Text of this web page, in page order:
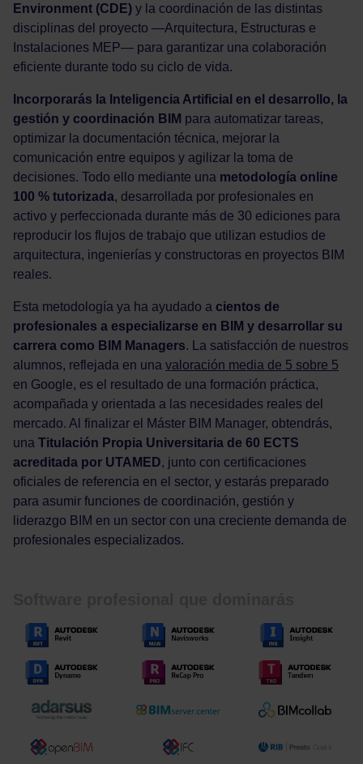
Environment (CDE) y la coordinación de las distintas
disciplinas del proyecto —Arquitectura, Estructuras e
Instalaciones MEP— para garantizar una colaboración
eficiente durante todo su ciclo de vida.
Incorporarás la Inteligencia Artificial en el desarrollo, la
gestión y coordinación BIM para automatizar tareas,
optimizar la documentación técnica, mejorar la
comunicación entre equipos y agilizar la toma de
decisiones. Todo ello mediante una metodología online
100 % tutorizada, desarrollada por profesionales en
activo y perfeccionada durante más de 30 ediciones para
reproducir los flujos de trabajo que utilizan estudios de
arquitectura, ingenierías y constructoras en proyectos BIM
reales.
Esta metodología ya ha ayudado a cientos de
profesionales a especializarse en BIM y desarrollar su
carrera como BIM Managers. La satisfacción de nuestros
alumnos, reflejada en una valoración media de 5 sobre 5
en Google, es el resultado de una formación práctica,
acompañada y orientada a las necesidades reales del
mercado. Al finalizar el Máster BIM Manager, obtendrás,
una Titulación Propia Universitaria de 60 ECTS
acreditada por UTAMED, junto con certificaciones
oficiales de referencia en el sector, y estarás preparado
para asumir funciones de coordinación, gestión y
liderazgo BIM en un sector con una creciente demanda de
profesionales especializados.